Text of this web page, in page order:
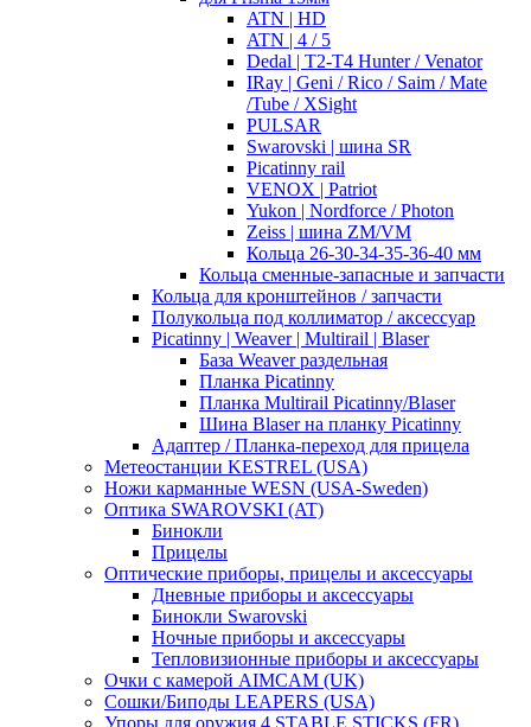
ATN | HD
ATN | 4 / 5
Dedal | T2-T4 Hunter / Venator
IRay | Geni / Rico / Saim / Mate
/Tube / XSight
PULSAR
Swarovski | шина SR
Picatinny rail
VENOX | Patriot
Yukon | Nordforce / Photon
Zeiss | шина ZM/VM
Кольца 26-30-34-35-36-40 мм
Кольца сменные-запасные и запчасти
Кольца для кронштейнов / запчасти
Полукольца под коллиматор / аксессуар
Picatinny | Weaver | Multirail | Blaser
База Weaver раздельная
Планка Picatinny
Планка Multirail Picatinny/Blaser
Шина Blaser на планку Picatinny
Адаптер / Планка-переход для прицела
Метеостанции KESTREL (USA)
Ножи карманные WESN (USA-Sweden)
Оптика SWAROVSKI (AT)
Бинокли
Прицелы
Оптические приборы, прицелы и аксессуары
Дневные приборы и аксессуары
Бинокли Swarovski
Ночные приборы и аксессуары
Тепловизионные приборы и аксессуары
Очки с камерой AIMCAM (UK)
Сошки/Биподы LEAPERS (USA)
Упоры для оружия 4 STABLE STICKS (FR)